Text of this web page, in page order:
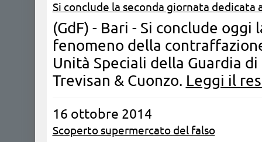
Si conclude la seconda giornata dedicata
(GdF) - Bari - Si conclude
fenomeno della
Unità Speciali della Guardia
Trevisan & Cuonzo. Leggi il
16 ottobre 2014
Scoperto supermercato del falso